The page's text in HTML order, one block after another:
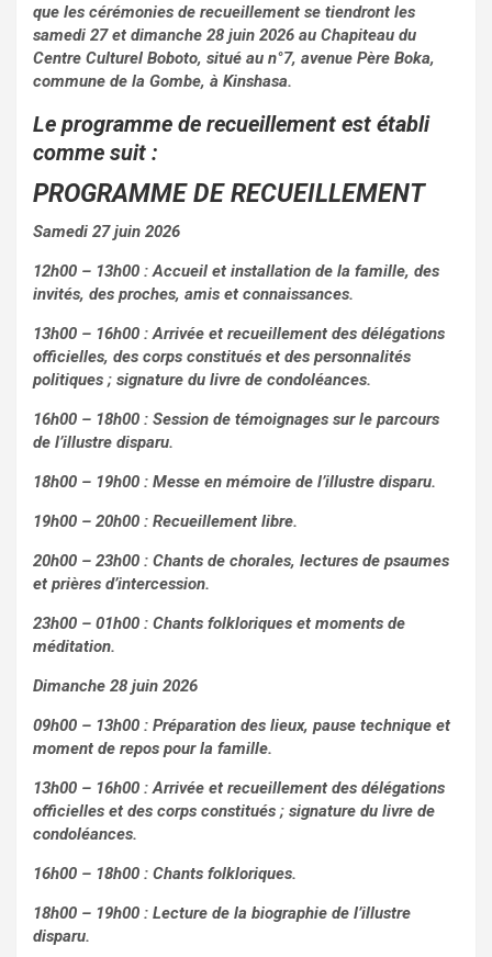
que les cérémonies de recueillement se tiendront les
samedi 27 et dimanche 28 juin 2026 au Chapiteau du
Centre Culturel Boboto, situé au n°7, avenue Père Boka,
commune de la Gombe, à Kinshasa.
Le programme de recueillement est établi
comme suit :
PROGRAMME DE RECUEILLEMENT
Samedi 27 juin 2026
12h00 – 13h00 : Accueil et installation de la famille, des
invités, des proches, amis et connaissances.
13h00 – 16h00 : Arrivée et recueillement des délégations
officielles, des corps constitués et des personnalités
politiques ; signature du livre de condoléances.
16h00 – 18h00 : Session de témoignages sur le parcours
de l’illustre disparu.
18h00 – 19h00 : Messe en mémoire de l’illustre disparu.
19h00 – 20h00 : Recueillement libre.
20h00 – 23h00 : Chants de chorales, lectures de psaumes
et prières d’intercession.
23h00 – 01h00 : Chants folkloriques et moments de
méditation.
Dimanche 28 juin 2026
09h00 – 13h00 : Préparation des lieux, pause technique et
moment de repos pour la famille.
13h00 – 16h00 : Arrivée et recueillement des délégations
officielles et des corps constitués ; signature du livre de
condoléances.
16h00 – 18h00 : Chants folkloriques.
18h00 – 19h00 : Lecture de la biographie de l’illustre
disparu.